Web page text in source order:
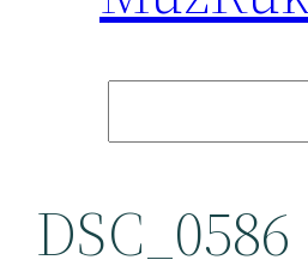
DSC_0586